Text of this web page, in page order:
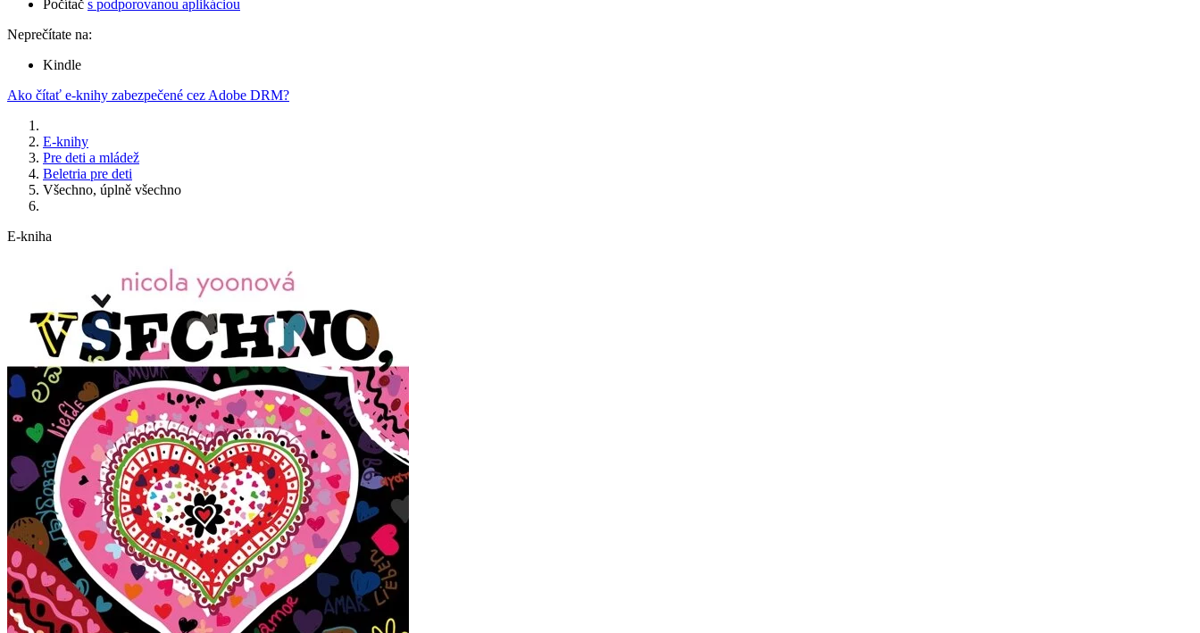
Počítač s podporovanou aplikáciou
Neprečítate na:
Kindle
Ako čítať e-knihy zabezpečené cez Adobe DRM?
E-knihy
Pre deti a mládež
Beletria pre deti
Všechno, úplně všechno
E-kniha